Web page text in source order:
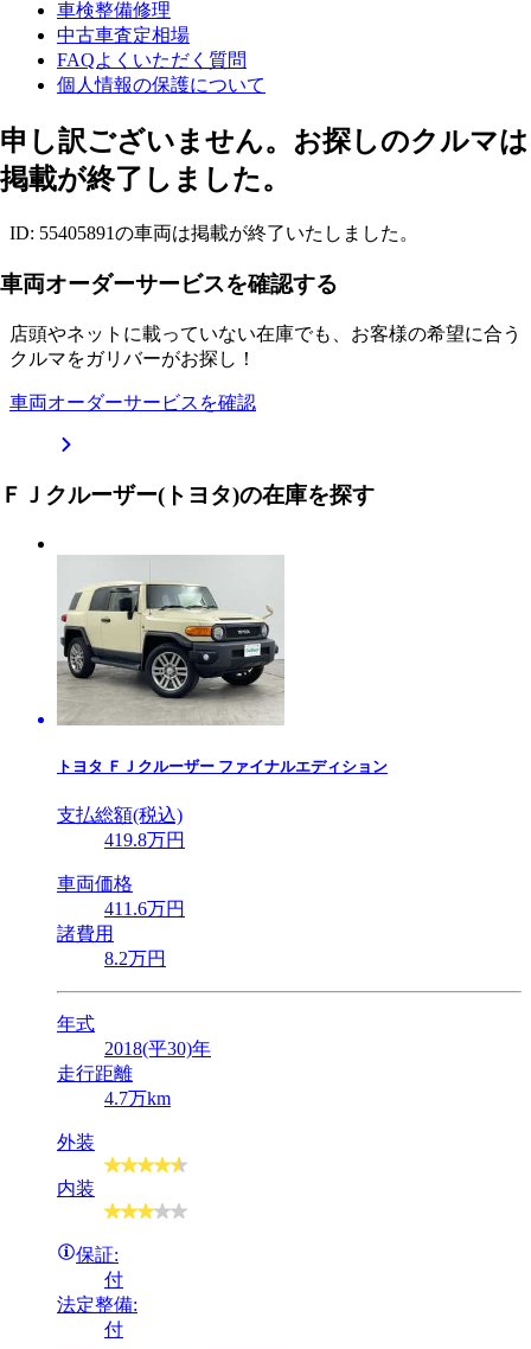
車検整備修理
中古車査定相場
FAQよくいただく質問
個人情報の保護について
申し訳ございません。お探しのクルマは
掲載が終了しました。
ID: 55405891の車両は掲載が終了いたしました。
車両オーダーサービスを確認する
店頭やネットに載っていない在庫でも、お客様の希望に合う
クルマをガリバーがお探し！
車両オーダーサービスを確認
ＦＪクルーザー(トヨタ)の在庫を探す
トヨタ ＦＪクルーザー ファイナルエディション
支払総額(税込)
419.8万円
車両価格
411.6万円
諸費用
8.2万円
年式
2018(平30)年
走行距離
4.7万km
外装
内装
保証:
付
法定整備:
付